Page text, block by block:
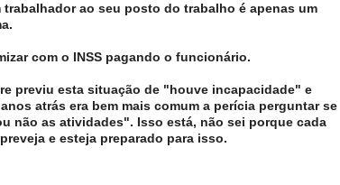
ao seu posto do trabalho é apenas um
com o INSS pagando o funcionário.
previu esta situação de "houve incapacidade" e
atrás era bem mais comum a perícia perguntar se
não as atividades". Isso está, não sei porque cada
e esteja preparado para isso.